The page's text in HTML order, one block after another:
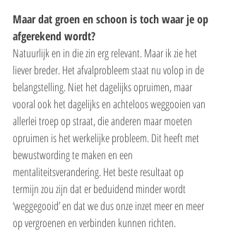
Maar dat groen en schoon is toch waar je op
afgerekend wordt?
Natuurlijk en in die zin erg relevant. Maar ik zie het
liever breder. Het afvalprobleem staat nu volop in de
belangstelling. Niet het dagelijks opruimen, maar
vooral ook het dagelijks en achteloos weggooien van
allerlei troep op straat, die anderen maar moeten
opruimen is het werkelijke probleem. Dit heeft met
bewustwording te maken en een
mentaliteitsverandering. Het beste resultaat op
termijn zou zijn dat er beduidend minder wordt
‘weggegooid’ en dat we dus onze inzet meer en meer
op vergroenen en verbinden kunnen richten.